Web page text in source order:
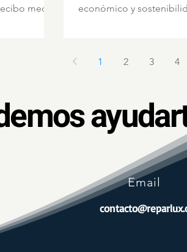
Email
medio
económico y
1 2 3 4